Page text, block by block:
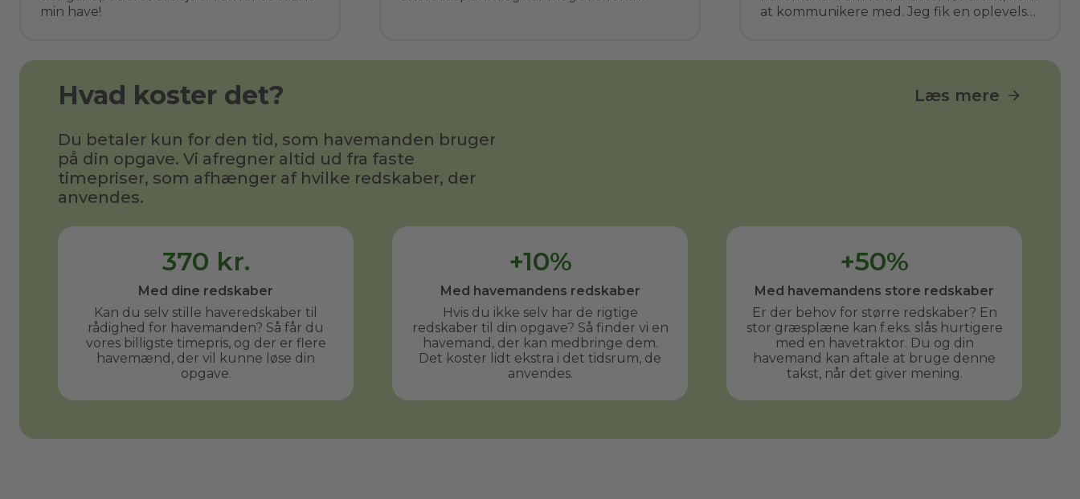
min have!
at kommunikere med. Jeg fik en oplevelse
sidste gang. Jeg har allerede anbefalet
Hvad koster det? Læs mere
Du betaler kun for den tid, som havemanden bruger
på din opgave. Vi afregner altid ud fra faste
timepriser, som afhænger af hvilke redskaber, der
anvendes.
370 kr.
Med dine redskaber
Kan du selv stille haveredskaber til
rådighed for havemanden? Så får du
vores billigste timepris, og der er flere
havemænd, der vil kunne løse din
opgave.
+10%
Med havemandens redskaber
Hvis du ikke selv har de rigtige
redskaber til din opgave? Så finder vi en
havemand, der kan medbringe dem.
Det koster lidt ekstra i det tidsrum, de
anvendes.
+50%
Med havemandens store redskaber
Er der behov for større redskaber? En
stor græsplæne kan f.eks. slås hurtigere
med en havetraktor. Du og din
havemand kan aftale at bruge denne
takst, når det giver mening.